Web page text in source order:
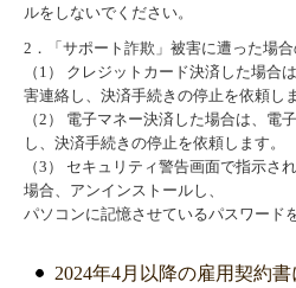
ルをしないでください。
2．「サポート詐欺」被害に遭った場
（1） クレジットカード決済した場合
害連絡し、決済手続きの停止を依頼しま
（2） 電子マネー決済した場合は、電
し、決済手続きの停止を依頼します。
（3） セキュリティ警告画面で指示さ
場合、アンインストールし、
パソコンに記憶させているパスワード
2024年4月以降の雇用契約